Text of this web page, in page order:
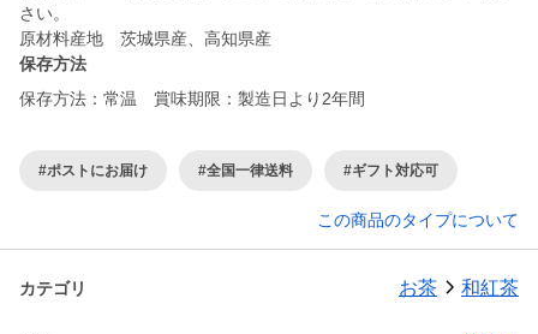
さい。
原材料産地 茨城県産、高知県産
保存方法
保存方法：常温 賞味期限：製造日より2年間
#ポストにお届け #全国一律送料 #ギフト対応可
この商品のタイプについて
カテゴリ お茶 和紅茶